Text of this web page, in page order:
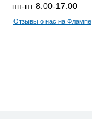
пн-пт 8:00-17:00
Отзывы о нас на Флампе